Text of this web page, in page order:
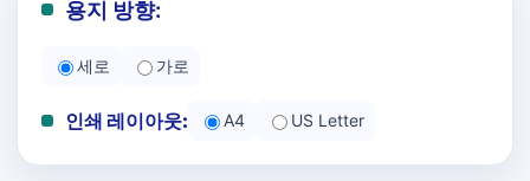
용지 방향:
세로 가로
인쇄 레이아웃: A4 US Letter